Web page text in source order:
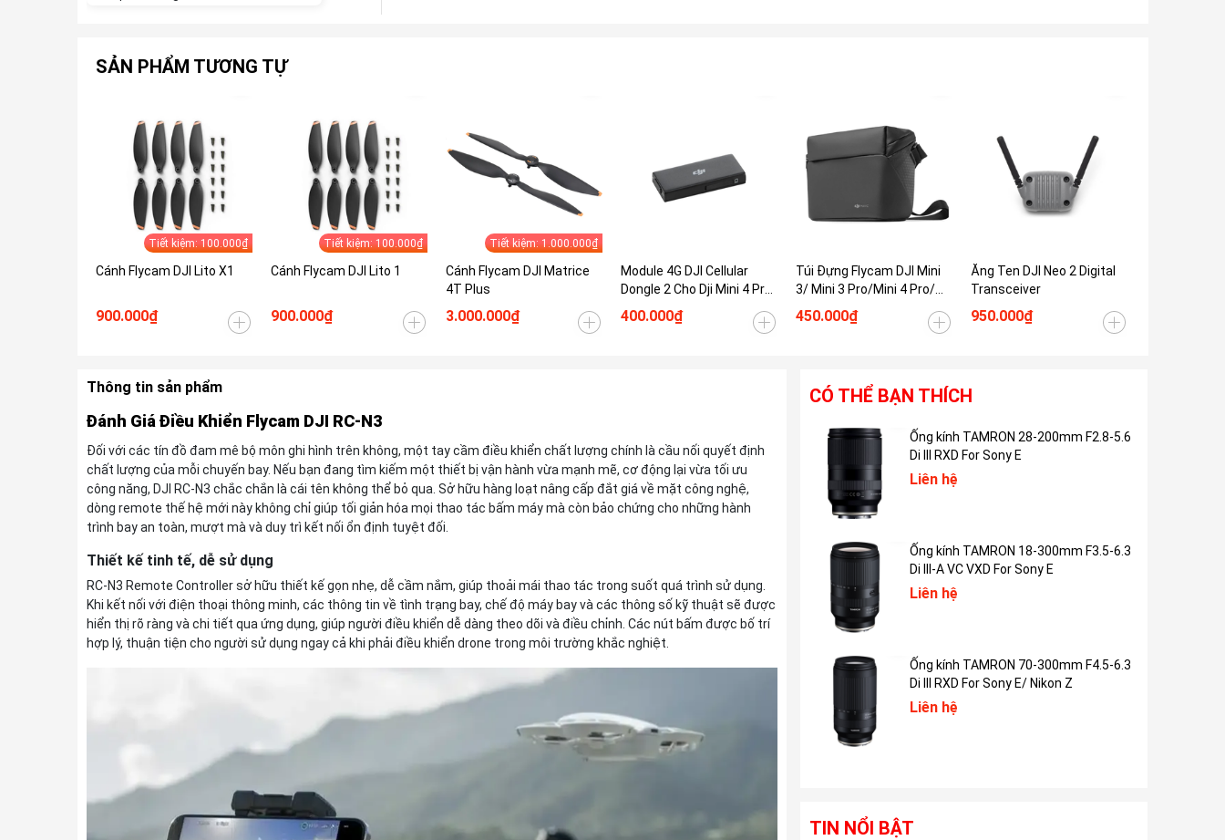
SẢN PHẨM TƯƠNG TỰ
Tiết kiệm: 100.000₫
Cánh Flycam DJI Lito X1
900.000₫
Tiết kiệm: 100.000₫
Cánh Flycam DJI Lito 1
900.000₫
Tiết kiệm: 1.000.000₫
Cánh Flycam DJI Matrice
4T Plus
3.000.000₫
Module 4G DJI Cellular
Dongle 2 Cho Dji Mini 4 Pro/
Mini 5 Pro/ Air 3s/ Mavic 3
Pro/ Mavic 4 Pro
400.000₫
Túi Đựng Flycam DJI Mini
3/ Mini 3 Pro/Mini 4 Pro/
Mini 4k
450.000₫
Ăng Ten DJI Neo 2 Digital
Transceiver
950.000₫
Thông tin sản phẩm
Đánh Giá Điều Khiển Flycam DJI RC-N3
Đối với các tín đồ đam mê bộ môn ghi hình trên không, một tay cầm điều khiển chất lượng chính là cầu nối quyết định
chất lượng của mỗi chuyến bay. Nếu bạn đang tìm kiếm một thiết bị vận hành vừa mạnh mẽ, cơ động lại vừa tối ưu
công năng, DJI RC-N3 chắc chắn là cái tên không thể bỏ qua. Sở hữu hàng loạt nâng cấp đắt giá về mặt công nghệ,
dòng remote thế hệ mới này không chỉ giúp tối giản hóa mọi thao tác bấm máy mà còn bảo chứng cho những hành
trình bay an toàn, mượt mà và duy trì kết nối ổn định tuyệt đối.
Thiết kế tinh tế, dễ sử dụng
RC-N3 Remote Controller sở hữu thiết kế gọn nhẹ, dễ cầm nắm, giúp thoải mái thao tác trong suốt quá trình sử dụng.
Khi kết nối với điện thoại thông minh, các thông tin về tình trạng bay, chế độ máy bay và các thông số kỹ thuật sẽ được
hiển thị rõ ràng và chi tiết qua ứng dụng, giúp người điều khiển dễ dàng theo dõi và điều chỉnh. Các nút bấm được bố trí
hợp lý, thuận tiện cho người sử dụng ngay cả khi phải điều khiển drone trong môi trường khắc nghiệt.
CÓ THỂ BẠN THÍCH
III VC VXD For Sony E
Liên hệ
Ống kính TAMRON 28-200mm F2.8-5.6
Di III RXD For Sony E
Liên hệ
Liên hệ
Ống kính TAMRON 18-300mm F3.5-6.3
Di III-A VC VXD For Sony E
Liên hệ
Ống kính TAMRON 150-500mm F5-6.7
Ống kính TAMRON 70-300mm F4.5-6.3
Di III RXD For Sony E/ Nikon Z
Liên hệ
TIN NỔI BẬT